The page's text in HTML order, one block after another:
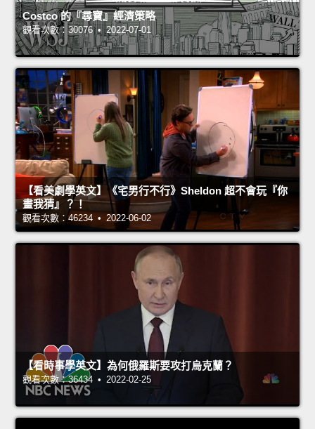
Costco 的『尋寶』經濟策略
觀看次數：30076 • 2022-07-01
【看美劇學英文】《宅男行不行》Sheldon 超不會玩『你
畫我猜』？！
觀看次數：46234 • 2022-06-02
【看時事學英文】為何俄羅斯要攻打烏克蘭？
觀看次數：36434 • 2022-02-25